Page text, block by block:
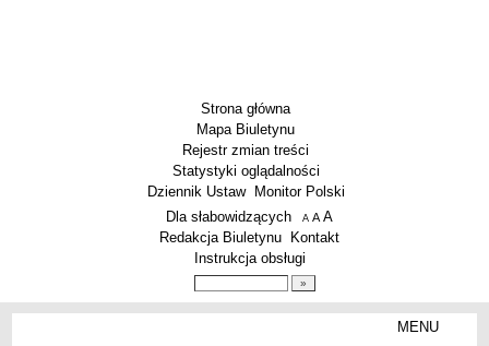
Strona główna
Mapa Biuletynu
Rejestr zmian treści
Statystyki oglądalności
Dziennik Ustaw
Monitor Polski
Menu dodatkowe
Dla słabowidzących A pomniejsz czcionkę
A standardowy rozmiar czcionki
A
Redakcja Biuletynu
Kontakt
Instrukcja obsługi
MENU